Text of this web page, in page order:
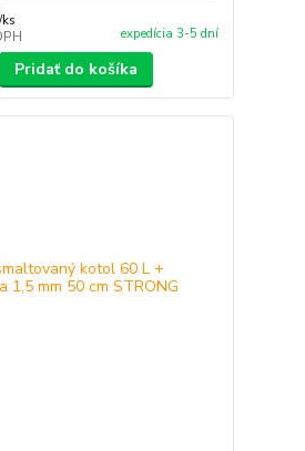
ks
expedícia 3-5 dní
Pridať do košíka